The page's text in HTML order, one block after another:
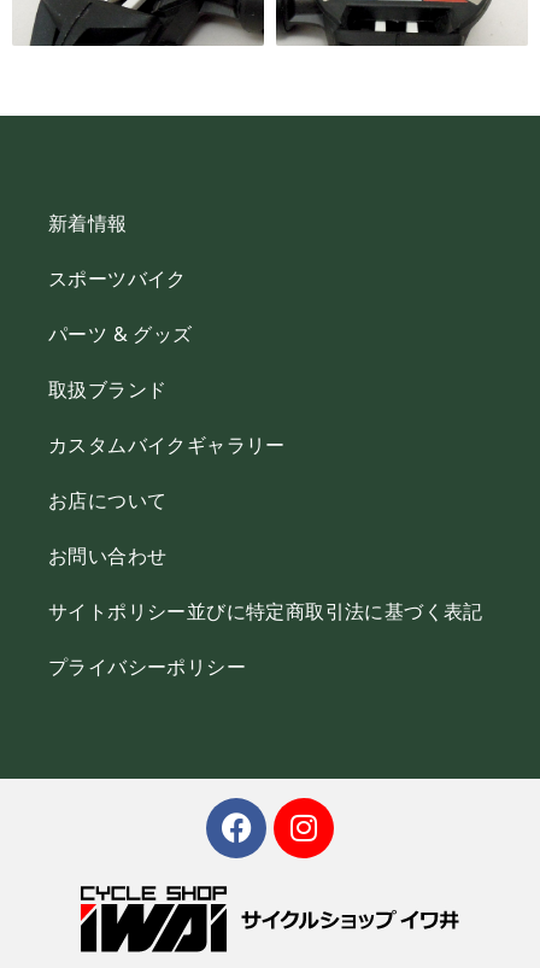
新着情報
スポーツバイク
パーツ & グッズ
取扱ブランド
カスタムバイクギャラリー
お店について
お問い合わせ
サイトポリシー並びに特定商取引法に基づく表記
プライバシーポリシー